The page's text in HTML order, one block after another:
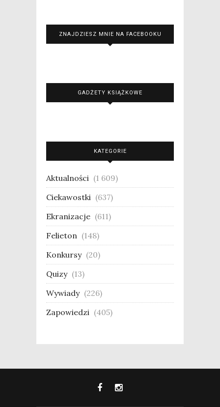
ZNAJDZIESZ MNIE NA FACEBOOKU
GADŻETY KSIĄŻKOWE
KATEGORIE
Aktualności (1 609)
Ciekawostki (637)
Ekranizacje (611)
Felieton (148)
Konkursy (20)
Quizy (13)
Wywiady (226)
Zapowiedzi (405)